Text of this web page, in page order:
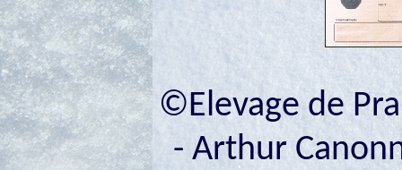
©Elevage de
- Arthur